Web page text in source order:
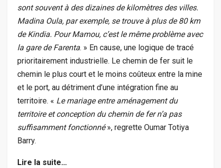
sont souvent à des dizaines de kilomètres des villes.
Madina Oula, par exemple, se trouve à plus de 80 km
de Kindia. Pour Mamou, c’est le même problème avec
la gare de Farenta. » En cause, une logique de tracé
prioritairement industrielle. Le chemin de fer suit le
chemin le plus court et le moins coûteux entre la mine
et le port, au détriment d’une intégration fine au
territoire. « Le mariage entre aménagement du
territoire et conception du chemin de fer n’a pas
suffisamment fonctionné», regrette Oumar Totiya
Barry.
Lire la suite…